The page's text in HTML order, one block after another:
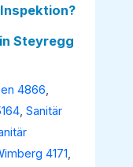
Steyregg
4866,
,Sanitär
4171,